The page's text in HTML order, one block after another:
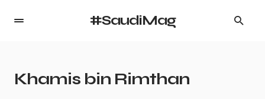
#SaudiMag
Khamis bin Rimthan